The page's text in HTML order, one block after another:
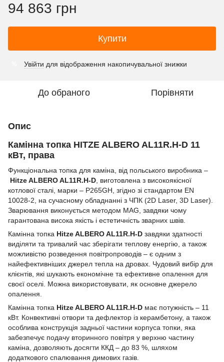
94 863 грн
Купити
Увійти для відображення накопичувальної знижки
До обраного Порівняти
Опис
Камінна топка HITZE ALBERO AL11R.H-D 11
кВт, права
Функціональна топка для каміна, від польського виробника –
Hitze ALBERO AL11R.H-D , виготовлена з високоякісної
котлової сталі, марки – P265GH, згідно зі стандартом EN
10028-2, на сучасному обладнанні з ЧПК (2D Laser, 3D Laser).
Зварювання виконується методом MAG, завдяки чому
гарантована висока якість і естетичність зварних швів.
Камінна топка Hitze ALBERO AL11R.H-D завдяки здатності
виділяти та тривалий час зберігати теплову енергію, а також
можливістю розведення повітропроводів – є одним з
найефективніших джерел тепла на дровах. Чудовий вибір для
клієнтів, які шукають економічне та ефективне опалення для
своєї оселі. Можна використовувати, як основне джерело
опалення.
Камінна топка Hitze ALBERO AL11R.H-D має потужність – 11
кВт. Конвективні отвори та дефлектор із керамбетону, а також
особлива конструкція задньої частини корпуса топки, яка
забезпечує подачу вторинного повітря у верхню частину
каміна, дозволяють досягти ККД – до 83 %, шляхом
додаткового спалювання димових газів.